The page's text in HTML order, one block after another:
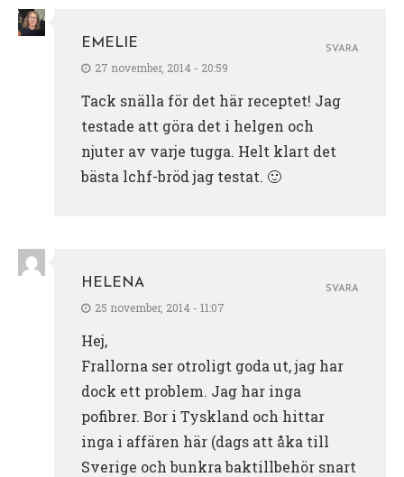
EMELIE
27 november, 2014 - 20:59
Tack snälla för det här receptet! Jag
testade att göra det i helgen och
njuter av varje tugga. Helt klart det
bästa lchf-bröd jag testat. 🙂
SVARA
HELENA
25 november, 2014 - 11:07
Hej,
Frallorna ser otroligt goda ut, jag har
dock ett problem. Jag har inga
pofibrer. Bor i Tyskland och hittar
inga i affären här (dags att åka till
Sverige och bunkra baktillbehör snart
SVARA